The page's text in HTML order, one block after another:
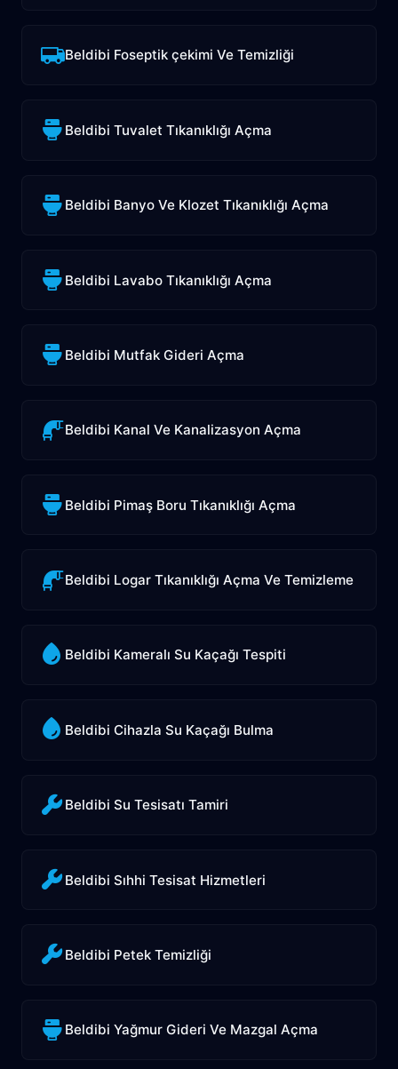
Beldibi Foseptik çekimi Ve Temizliği
Beldibi Tuvalet Tıkanıklığı Açma
Beldibi Banyo Ve Klozet Tıkanıklığı Açma
Beldibi Lavabo Tıkanıklığı Açma
Beldibi Mutfak Gideri Açma
Beldibi Kanal Ve Kanalizasyon Açma
Beldibi Pimaş Boru Tıkanıklığı Açma
Beldibi Logar Tıkanıklığı Açma Ve Temizleme
Beldibi Kameralı Su Kaçağı Tespiti
Beldibi Cihazla Su Kaçağı Bulma
Beldibi Su Tesisatı Tamiri
Beldibi Sıhhi Tesisat Hizmetleri
Beldibi Petek Temizliği
Beldibi Yağmur Gideri Ve Mazgal Açma